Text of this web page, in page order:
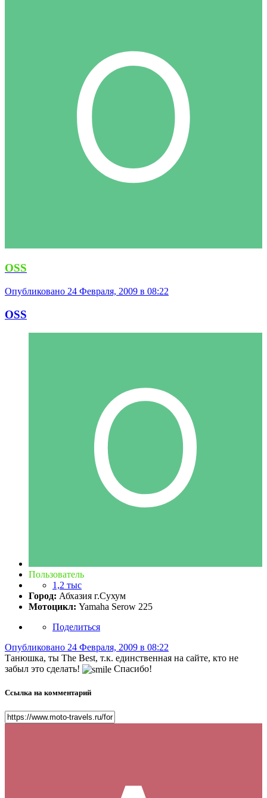
OSS
Опубликовано 24 Февраля, 2009 в 08:22
OSS
Пользователь
1,2 тыс
Город: Абхазия г.Сухум
Мотоцикл: Yamaha Serow 225
Поделиться
Опубликовано 24 Февраля, 2009 в 08:22
Танюшка, ты The Best, т.к. единственная на сайте, кто не
забыл это сделать!
Спасибо!
Ссылка на комментарий